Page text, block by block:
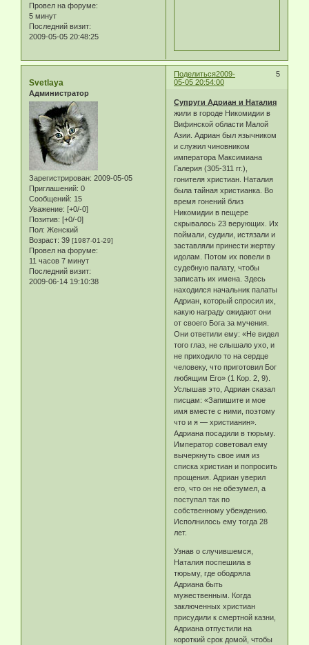
Провел на форуме:
5 минут
Последний визит:
2009-05-05 20:48:25
Поделиться 5
2009-
05-05 20:54:00
Svetlaya
Администратор
Зарегистрирован: 2009-05-05
Приглашений: 0
Сообщений: 15
Уважение: [+0/-0]
Позитив: [+0/-0]
Пол: Женский
Возраст: 39 [1987-01-29]
Провел на форуме:
11 часов 7 минут
Последний визит:
2009-06-14 19:10:38
Супруги Адриан и Наталия
жили в городе Никомидии в
Вифинской области Малой
Азии. Адриан был язычником
и служил чиновником
императора Максимиана
Галерия (305-311 гг.),
гонителя христиан. Наталия
была тайная христианка. Во
время гонений близ
Никомидии в пещере
скрывалось 23 верующих. Их
поймали, судили, истязали и
заставляли принести жертву
идолам. Потом их повели в
судебную палату, чтобы
записать их имена. Здесь
находился начальник палаты
Адриан, который спросил их,
какую награду ожидают они
от своего Бога за мучения.
Они ответили ему: «Не видел
того глаз, не слышало ухо, и
не приходило то на сердце
человеку, что приготовил Бог
любящим Его» (1 Кор. 2, 9).
Услышав это, Адриан сказал
писцам: «Запишите и мое
имя вместе с ними, поэтому
что и я — христианин».
Адриана посадили в тюрьму.
Император советовал ему
вычеркнуть свое имя из
списка христиан и попросить
прощения. Адриан уверил
его, что он не обезумел, а
поступал так по
собственному убеждению.
Исполнилось ему тогда 28
лет.
Узнав о случившемся,
Наталия поспешила в
тюрьму, где ободряла
Адриана быть
мужественным. Когда
заключенных христиан
присудили к смертной казни,
Адриана отпустили на
короткий срок домой, чтобы